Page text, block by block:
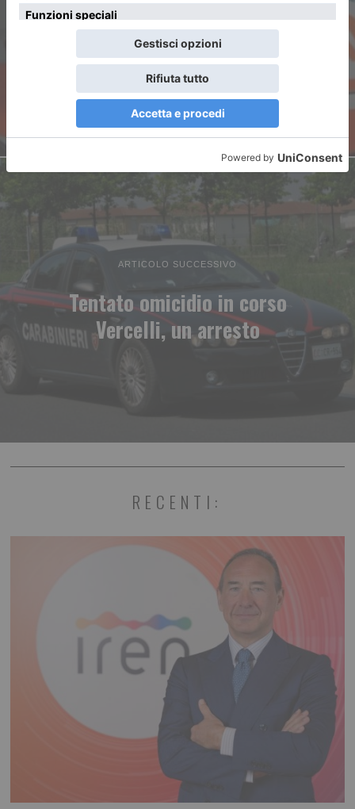
Motociclista 24enne muore
nello scontro con un’auto
ARTICOLO SUCCESSIVO
Tentato omicidio in corso
Vercelli, un arresto
RECENTI: